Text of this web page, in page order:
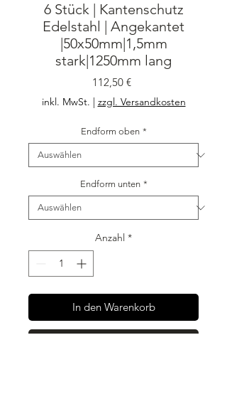
6 Stück | Kantenschutz
Edelstahl | Angekantet
|50x50mm|1,5mm
stark|1250mm lang
112,50 €Preis
inkl. MwSt. | zzgl. Versandkosten
Endform oben *
Endform unten *
Anzahl *
In den Warenkorb